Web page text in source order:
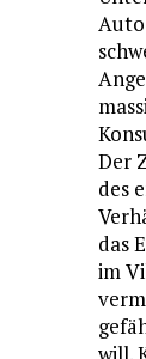
Der
des
das
im